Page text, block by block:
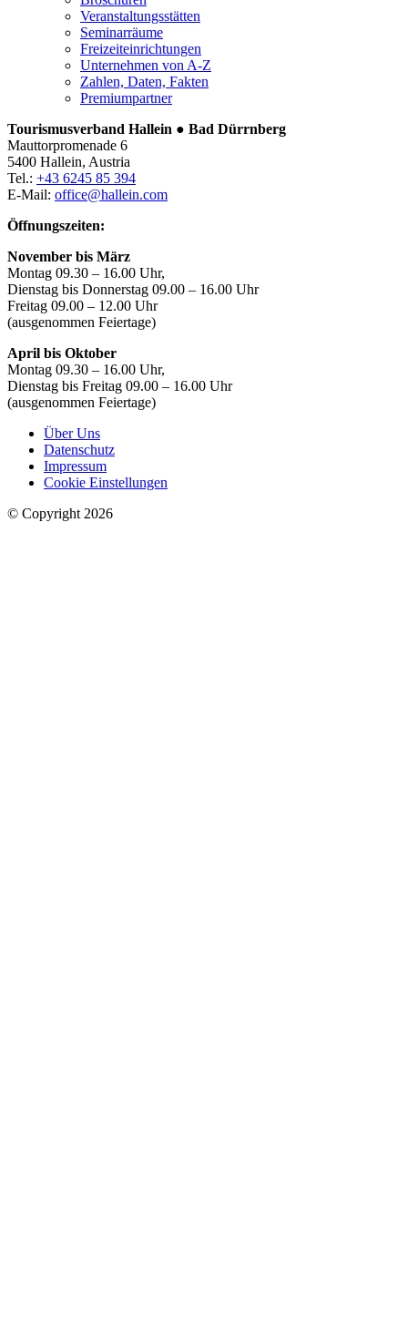
Veranstaltungsstätten
Seminarräume
Freizeiteinrichtungen
Unternehmen von A-Z
Zahlen, Daten, Fakten
Premiumpartner
Tourismusverband Hallein ● Bad Dürrnberg
Mauttorpromenade 6
5400 Hallein, Austria
Tel.: +43 6245 85 394
E-Mail: office@hallein.com
Öffnungszeiten:
November bis März
Montag 09.30 – 16.00 Uhr,
Dienstag bis Donnerstag 09.00 – 16.00 Uhr
Freitag 09.00 – 12.00 Uhr
(ausgenommen Feiertage)
April bis Oktober
Montag 09.30 – 16.00 Uhr,
Dienstag bis Freitag 09.00 – 16.00 Uhr
(ausgenommen Feiertage)
Über Uns
Datenschutz
Impressum
Cookie Einstellungen
© Copyright 2026